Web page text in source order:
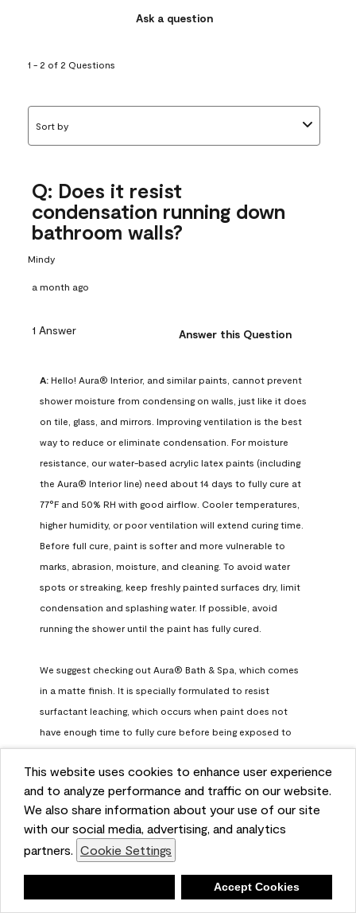
This website uses cookies to enhance user experience
and to analyze performance and traffic on our website.
We also share information about your use of our site
with our social media, advertising, and analytics
partners. Cookie Settings
Accept Cookies
Ask a question
1 - 2 of 2 Questions
Sort by
Q: Does it resist
condensation running down
bathroom walls?
Mindy
a month ago
1 Answer Answer this Question
A: Hello! Aura® Interior, and similar paints, cannot prevent
shower moisture from condensing on walls, just like it does
on tile, glass, and mirrors. Improving ventilation is the best
way to reduce or eliminate condensation. For moisture
resistance, our water-based acrylic latex paints (including
the Aura® Interior line) need about 14 days to fully cure at
77°F and 50% RH with good airflow. Cooler temperatures,
higher humidity, or poor ventilation will extend curing time.
Before full cure, paint is softer and more vulnerable to
marks, abrasion, moisture, and cleaning. To avoid water
spots or streaking, keep freshly painted surfaces dry, limit
condensation and splashing water. If possible, avoid
running the shower until the paint has fully cured.
We suggest checking out Aura® Bath & Spa, which comes
in a matte finish. It is specially formulated to resist
surfactant leaching, which occurs when paint does not
have enough time to fully cure before being exposed to
high humidity. To learn more, feel free to check it out here:
https://www.benjaminmoore.com/en-us/interior-exterior-
paints-stains/product-catalog/abs/aura-bath-and-spa-
paint
Benjamin Moore Support
a month ago